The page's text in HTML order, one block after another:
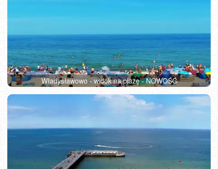
Władysławowo - widok na plażę - NOWOŚĆ